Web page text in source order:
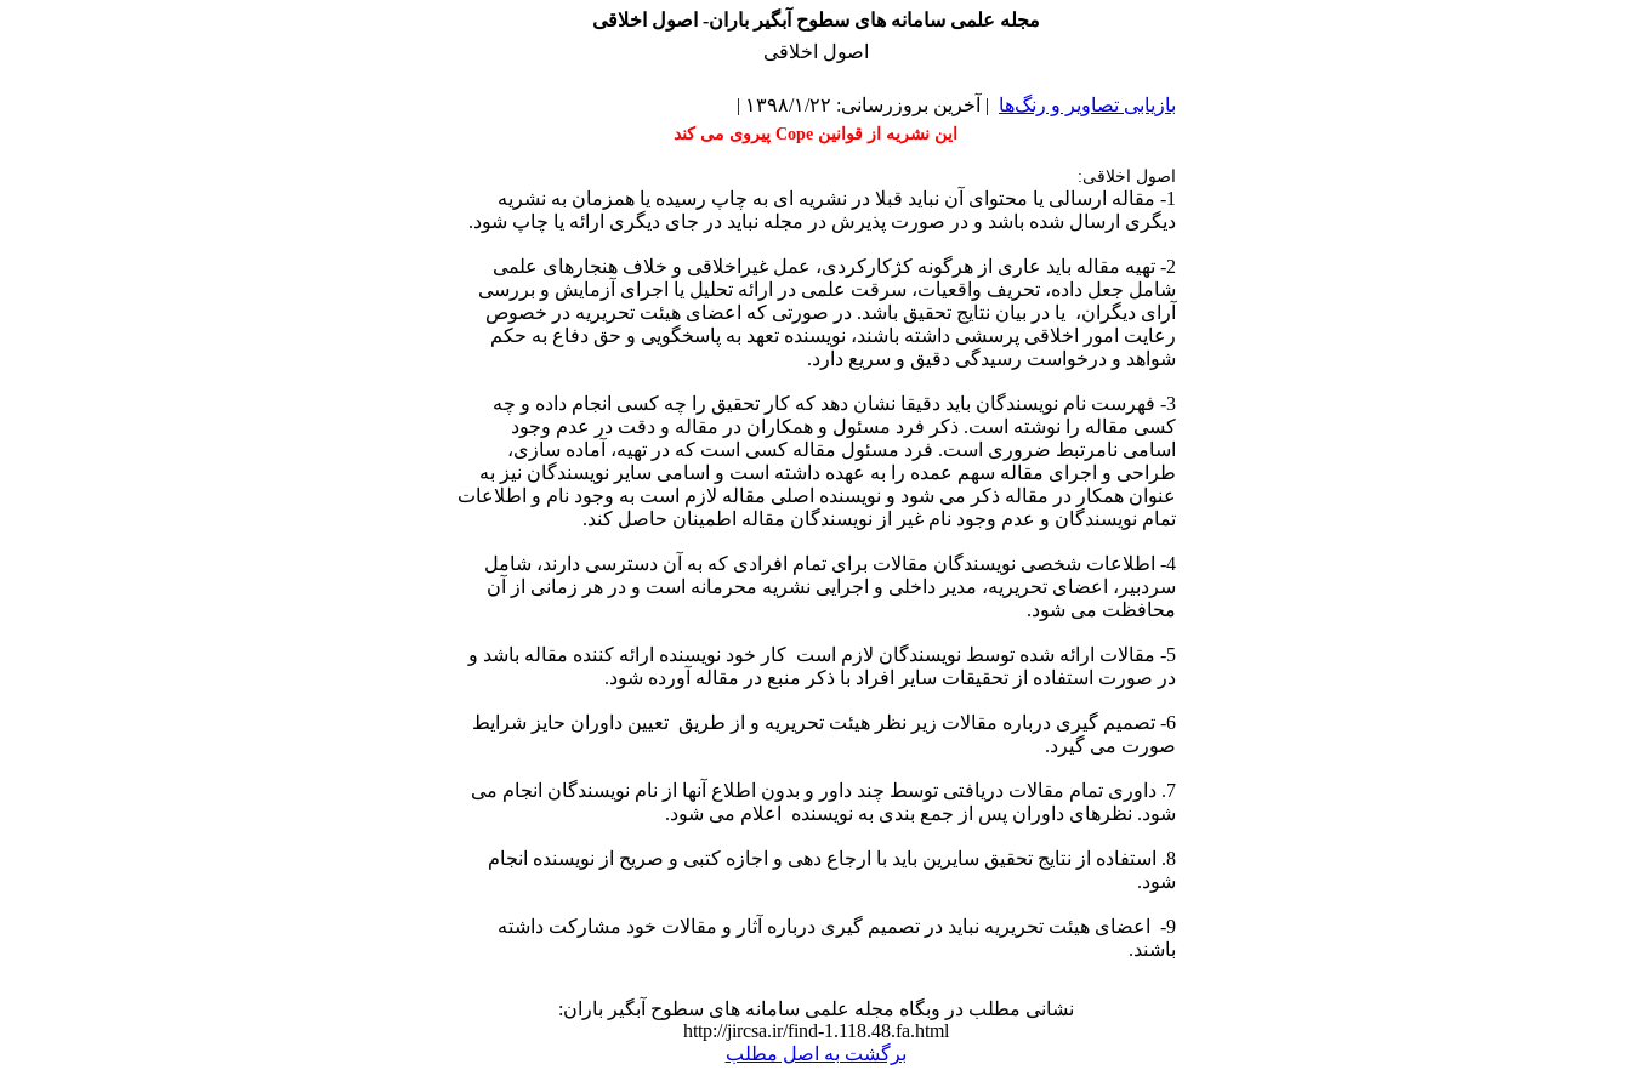
مجله علمی سامانه های سطوح آبگیر باران- اصول اخلاقی
اصول اخلاقی
بازیابی تصاویر و رنگ‌ها | آخرین بروزرسانی: ۱۳۹۸/۱/۲۲ |
این نشریه از قوانین Cope پیروی می کند
اصول اخلاقی:
1- مقاله ارسالی یا محتوای آن نباید قبلا در نشریه ای به چاپ رسیده یا همزمان به نشریه
دیگری ارسال شده باشد و در صورت پذیرش در مجله نباید در جای دیگری ارائه یا چاپ شود.
2- تهیه مقاله باید عاری از هرگونه کژکارکردی، عمل غیراخلاقی و خلاف هنجارهای علمی
شامل جعل داده، تحریف واقعیات، سرقت علمی در ارائه تحلیل یا اجرای آزمایش و بررسی
آرای دیگران، یا در بیان نتایج تحقیق باشد. در صورتی که اعضای هیئت تحریریه در خصوص
رعایت امور اخلاقی پرسشی داشته باشند، نویسنده تعهد به پاسخگویی و حق دفاع به حکم
شواهد و درخواست رسیدگی دقیق و سریع دارد.
3- فهرست نام نویسندگان باید دقیقا نشان دهد که کار تحقیق را چه کسی انجام داده و چه
کسی مقاله را نوشته است. ذکر فرد مسئول و همکاران در مقاله و دقت در عدم وجود
اسامی نامرتبط ضروری است. فرد مسئول مقاله کسی است که در تهیه، آماده سازی،
طراحی و اجرای مقاله سهم عمده را به عهده داشته است و اسامی سایر نویسندگان نیز به
عنوان همکار در مقاله ذکر می شود و نویسنده اصلی مقاله لازم است به وجود نام و اطلاعات
تمام نویسندگان و عدم وجود نام غیر از نویسندگان مقاله اطمینان حاصل کند.
4- اطلاعات شخصی نویسندگان مقالات برای تمام افرادی که به آن دسترسی دارند، شامل
سردبیر، اعضای تحریریه، مدیر داخلی و اجرایی نشریه محرمانه است و در هر زمانی از آن
محافظت می شود.
5- مقالات ارائه شده توسط نویسندگان لازم است کار خود نویسنده ارائه کننده مقاله باشد و
در صورت استفاده از تحقیقات سایر افراد با ذکر منبع در مقاله آورده شود.
6- تصمیم گیری درباره مقالات زیر نظر هیئت تحریریه و از طریق تعیین داوران حایز شرایط
صورت می گیرد.
7. داوری تمام مقالات دریافتی توسط چند داور و بدون اطلاع آنها از نام نویسندگان انجام می
شود. نظرهای داوران پس از جمع بندی به نویسنده اعلام می شود.
8. استفاده از نتایج تحقیق سایرین باید با ارجاع دهی و اجازه کتبی و صریح از نویسنده انجام
شود.
9- اعضای هیئت تحریریه نباید در تصمیم گیری درباره آثار و مقالات خود مشارکت داشته
باشند.
نشانی مطلب در وبگاه مجله علمی سامانه های سطوح آبگیر باران:
http://jircsa.ir/find-1.118.48.fa.html
برگشت به اصل مطلب